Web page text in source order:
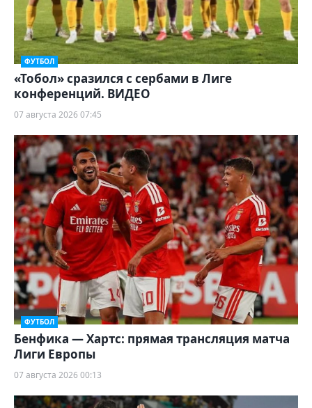
ФУТБОЛ
«Тобол» сразился с сербами в Лиге
конференций. ВИДЕО
07 августа 2026 07:45
ФУТБОЛ
Бенфика — Хартс: прямая трансляция матча
Лиги Европы
07 августа 2026 00:13